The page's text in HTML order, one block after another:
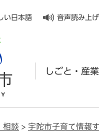
い日本語 音声読み上げ
しごと・産業
相談 > 宇陀市子育て情報